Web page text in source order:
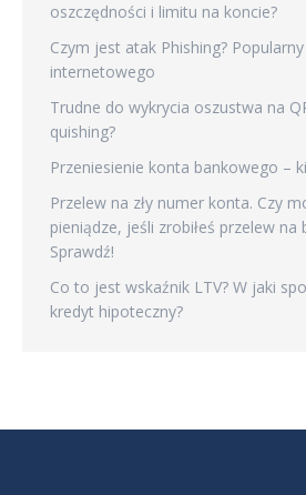
oszczędności i limitu na koncie?
Czym jest atak Phishing?
internetowego
Trudne do wykrycia oszustwa na
quishing?
Przeniesienie konta bankowego –
Przelew na zły numer konta. Czy
pieniądze, jeśli zrobiłeś przelew na
Sprawdź!
Co to jest wskaźnik LTV? W jaki
kredyt hipoteczny?